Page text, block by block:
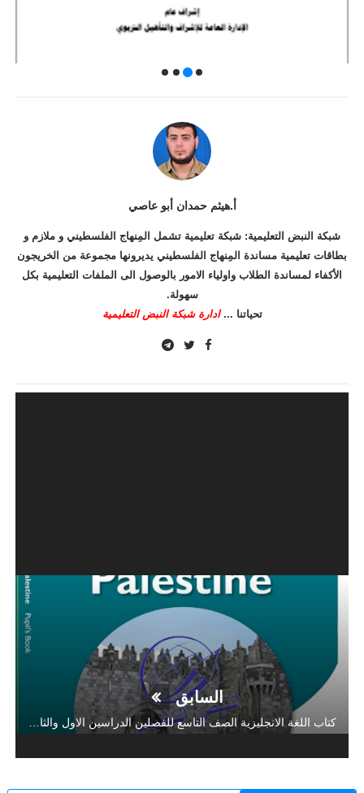
أ.هيثم حمدان أبو عاصي
شبكة النبض التعليمية: شبكة تعليمية تشمل المِنهاج الفلسطيني و ملازم و
بطاقات تعليمية مساندة المِنهاج الفلسطيني يديرونها مجموعة من الخريجون
الأكفاء لمساندة الطلاب واولياء الامور بالوصول الى الملفات التعليمية بكل
سهولة.
تحياتنا ...ادارة شبكة النبض التعليمية
السابق